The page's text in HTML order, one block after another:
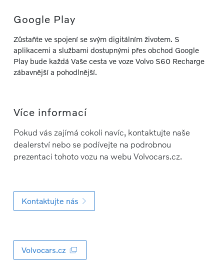
Google Play
Zůstaňte ve spojení se svým digitálním životem. S
aplikacemi a službami dostupnými přes obchod Google
Play bude každá Vaše cesta ve voze Volvo S60 Recharge
zábavnější a pohodlnější.
Více informací
Pokud vás zajímá cokoli navíc, kontaktujte naše
dealerství nebo se podívejte na podrobnou
prezentaci tohoto vozu na webu Volvocars.cz.
Kontaktujte nás
Volvocars.cz